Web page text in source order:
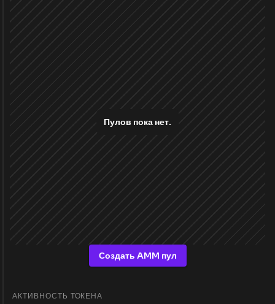
Пулов пока нет.
Создать AMM пул
АКТИВНОСТЬ ТОКЕНА